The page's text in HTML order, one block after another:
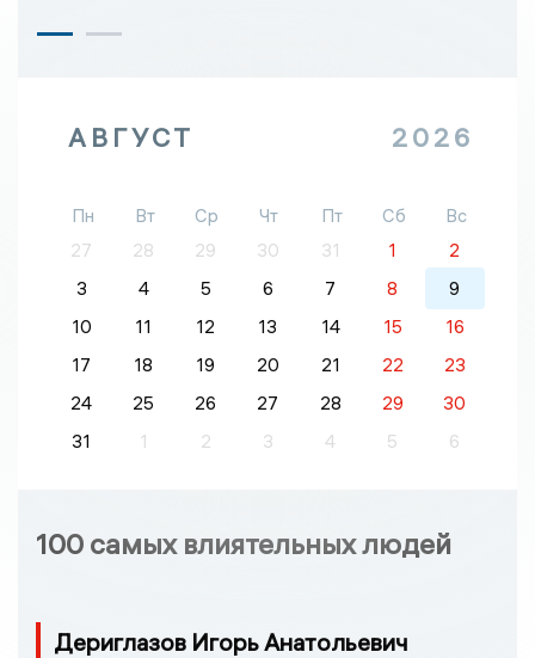
АВГУСТ 2026
Пн Вт Ср Чт Пт Сб
Вс
27
28 29 30 31 1
2
3
4 5 6 7 8
9
10
11 12 13 14 15
16
17
18 19 20 21 22
23
24
25 26 27 28 29
30
31
1 2 3 4 5 6
100 самых влиятельных людей
Дериглазов Игорь Анатольевич